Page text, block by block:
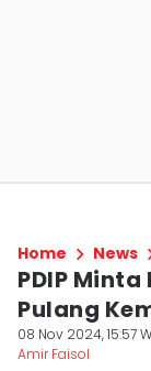
Home News
PDIP
Pulang
08 Nov 2024, 15:57
Amir Faisol